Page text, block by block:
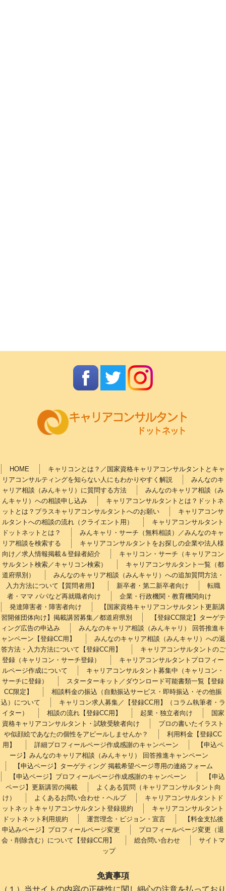
HOME
キャリコンとは？／国家資格キャリアコンサルタントとキャ
リアコンサルティングを知らない人にもわかりやすく解説
みんなのキ
ャリア相談（みんキャリ）に質問する方法
みんなのキャリア相談（み
んキャリ）への相談申し込み
キャリアコンサルタントとは？ドットネ
ットとは？プラスキャリアコンサルタントへのお願い
キャリアコンサ
ルタントへの相談の流れ（クライエント用）
キャリアコンサルタント
ドットネットとは？
みんキャリ・サーチ（無料相談）／みんなのキャ
リア相談を検索する
キャリアコンサルタントをお探しの企業や法人様
向け／求人情報掲載＆登録者紹介
キャリコン・サーチ（キャリアコン
サルタント検索／キャリコン検索）
キャリアコンサルタント一覧（都
道府県別）
みんなのキャリア相談（みんキャリ）への追加質問方法・
入力方法について【質問者用】
新卒者・第二新卒者向け
転職
者・ママ パパなど再就職者向け
企業・行政機関・教育機関向け
発達障害者・障害者向け
【国家資格キャリアコンサルタント更新講
習開催団体向け】掲載講習募集／都道府県別
【登録CC限定】ターゲテ
ィング広告の申込み
みんなのキャリア相談（みんキャリ） 回答推進キ
ャンペーン【登録CC用】
みんなのキャリア相談（みんキャリ）への返
答方法・入力方法について【登録CC用】
キャリアコンサルタントのご
登録（キャリコン・サーチ登録）
キャリアコンサルタントプロフィー
ルページ作成について
キャリアコンサルタント募集中（キャリコン・
サーチに登録）
スターターキット／ダウンロード可能書類一覧【登録
CC限定】
相談料金の振込（自動振込サービス・即時振込・その他振
込）について
キャリコン求人募集／【登録CC用】（コラム執筆者・ラ
イター）
相談の流れ【登録CC用】 起業・独立者向け
国家
資格キャリアコンサルタント・試験受験者向け
プロの書いたイラスト
や似顔絵であなたの個性をアピールしませんか？
利用料金【登録CC
用】
詳細プロフィールページ作成感謝のキャンペーン
【申込ペ
ージ】みんなのキャリア相談（みんキャリ） 回答推進キャンペーン
【申込ページ】ターゲティング 掲載希望ページ専用の連絡フォーム
【申込ページ】プロフィールページ作成感謝のキャンペーン
【申込
ページ】更新講習の掲載
よくある質問（キャリアコンサルタント向
け）
よくあるお問い合わせ・ヘルプ
キャリアコンサルタントド
ットネットキャリアコンサルタント登録規約
キャリアコンサルタント
ドットネット利用規約
運営理念・ビジョン・宣言
【料金支払後
申込みページ】プロフィールページ変更
プロフィールページ変更（退
会・削除含む）について【登録CC用】
総合問い合わせ
サイトマ
ップ
免責事項
（１）当サイトの内容の正確性に関し細心の注意を払っており